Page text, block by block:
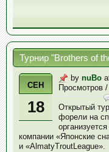
СЕН
18
by nuBo
Просмотров
Открытый
форели на
компании «Японские
и «AlmatyTroutLeague».